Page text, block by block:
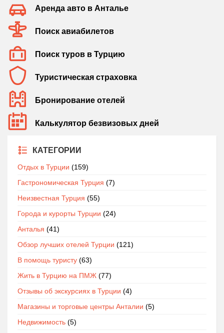
Аренда авто в Анталье
Поиск авиабилетов
Поиск туров в Турцию
Туристическая страховка
Бронирование отелей
Калькулятор безвизовых дней
КАТЕГОРИИ
Отдых в Турции (159)
Гастрономическая Турция (7)
Неизвестная Турция (55)
Города и курорты Турции (24)
Анталья (41)
Обзор лучших отелей Турции (121)
В помощь туристу (63)
Жить в Турцию на ПМЖ (77)
Отзывы об экскурсиях в Турции (4)
Магазины и торговые центры Анталии (5)
Недвижимость (5)